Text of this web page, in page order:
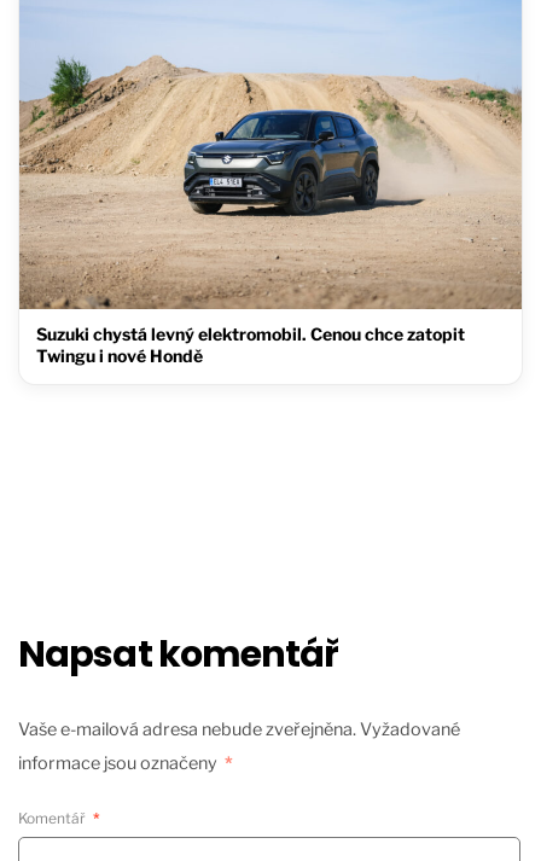
Suzuki chystá levný elektromobil. Cenou chce zatopit
Twingu i nové Hondě
Napsat komentář
Vaše e-mailová adresa nebude zveřejněna.Vyžadované
informace jsou označeny *
Komentář *